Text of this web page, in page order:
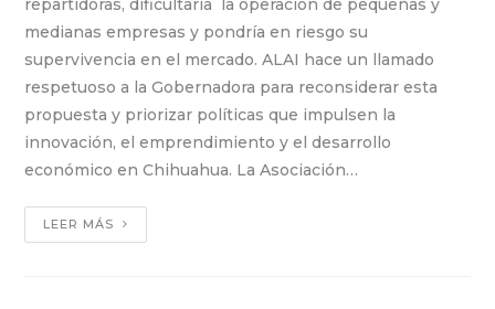
repartidoras, dificultaría la operación de pequeñas y
medianas empresas y pondría en riesgo su
supervivencia en el mercado. ALAI hace un llamado
respetuoso a la Gobernadora para reconsiderar esta
propuesta y priorizar políticas que impulsen la
innovación, el emprendimiento y el desarrollo
económico en Chihuahua. La Asociación…
LEER MÁS